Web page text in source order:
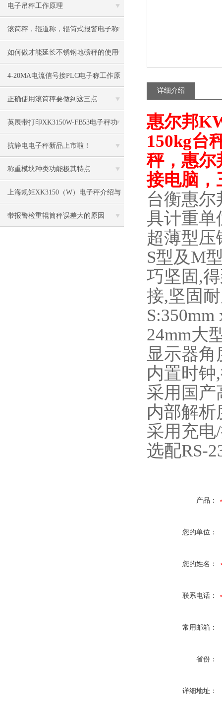
电子吊秤工作原理
滚筒秤，辊道称，辊筒式报警电子称
慨述
如何做才能延长不锈钢地磅秤的使用
寿命呢?
4-20MA电流信号接PLC电子称工作原
理
正确使用滚筒秤要做到这三点
英展带打印XK3150W-FB53电子秤功
能特点
抗静电电子秤新品上市啦！
称重模块种类功能极其特点
上海规矩XK3150（W）电子秤介绍与
维修
带报警检重辊筒秤误差大的原因
详细介绍
惠尔邦
150kg台
秤，惠尔
接电脑，
台衡惠尔
具计重单
超薄型
S型及M
巧坚固,
接,坚固
24mm大
显示器
内置时
采用国产
内部解析
采用充电
选配RS-
产品：
您的单位：
您的姓名：
联系电话：
常用邮箱：
省份：
详细地址：